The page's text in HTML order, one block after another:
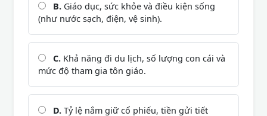
B. Giáo dục, sức khỏe và điều kiện sống
(như nước sạch, điện, vệ sinh).
C. Khả năng đi du lịch, số lượng con cái và
mức độ tham gia tôn giáo.
D. Tỷ lệ nắm giữ cổ phiếu, tiền gửi tiết